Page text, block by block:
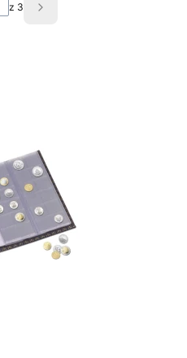
z 3 Następne produkty